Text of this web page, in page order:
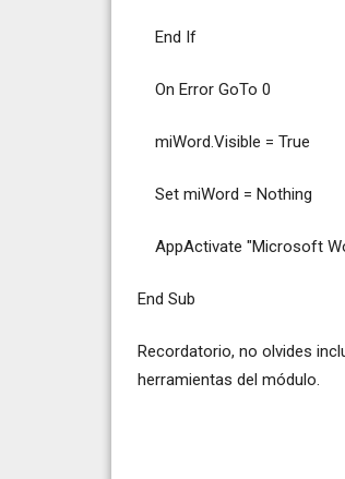
End If
On Error GoTo 0
miWord.Visible = True
Set miWord = Nothing
AppActivate "Microsoft
End Sub
Recordatorio, no olvides
herramientas del módulo.